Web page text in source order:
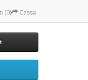
(0) Cassa